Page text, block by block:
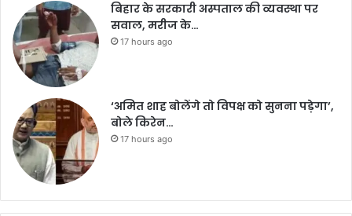
बिहार के सरकारी अस्पताल की व्यवस्था पर
सवाल, मरीज के…
17 hours ago
‘अमित शाह बोलेंगे तो विपक्ष को सुनना पड़ेगा’,
बोले किरेन…
17 hours ago